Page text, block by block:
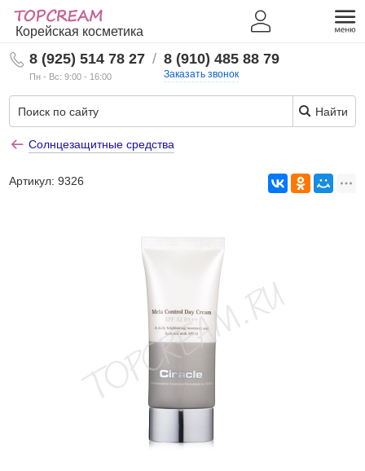
Корейская косметика
8 (925) 514 78 27
Пн - Вс: 9:00 - 16:00
/ 8 (910) 485 88 79
Заказать звонок
Найти
Солнцезащитные средства
Артикул:9326